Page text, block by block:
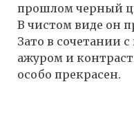
прошлом черный
В чистом виде он
Зато в сочетании
ажуром и
особо прекрасен.